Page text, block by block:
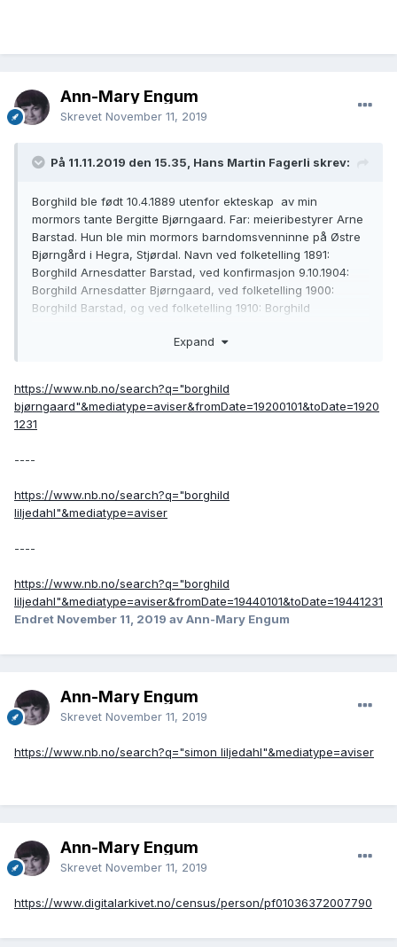
Ann-Mary Engum
Skrevet November 11, 2019
På 11.11.2019 den 15.35, Hans Martin Fagerli skrev:
Borghild ble født 10.4.1889 utenfor ekteskap av min
mormors tante Bergitte Bjørngaard. Far: meieribestyrer Arne
Barstad. Hun ble min mormors barndomsvenninne på Østre
Bjørngård i Hegra, Stjørdal. Navn ved folketelling 1891:
Borghild Arnesdatter Barstad, ved konfirmasjon 9.10.1904:
Borghild Arnesdatter Bjørngaard, ved folketelling 1900:
Borghild Barstad, og ved folketelling 1910: Borghild
Etter dette mister jeg sporene, men jeg mener å huske at
hun ble gift Liljedahl. Av søk jeg har gjort i de digitaliserte
Er det mulig å finne noe mer? Giftemål, barn ????
Expand
https://www.nb.no/search?q="borghild
bjørngaard"&mediatype=aviser&fromDate=19200101&toDate=1920
1231
----
https://www.nb.no/search?q="borghild
liljedahl"&mediatype=aviser
----
https://www.nb.no/search?q="borghild
liljedahl"&mediatype=aviser&fromDate=19440101&toDate=19441231
Endret November 11, 2019 av Ann-Mary Engum
Ann-Mary Engum
Skrevet November 11, 2019
https://www.nb.no/search?q="simon liljedahl"&mediatype=aviser
Ann-Mary Engum
Skrevet November 11, 2019
https://www.digitalarkivet.no/census/person/pf01036372007790